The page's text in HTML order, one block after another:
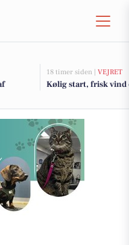
18 timer siden | VEJRET
Kølig start, frisk vind
og reparation af el- og hybridbiler